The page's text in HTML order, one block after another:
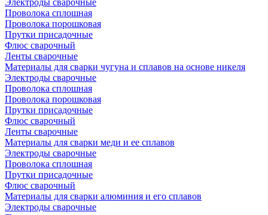
Электроды сварочные
Проволока сплошная
Проволока порошковая
Прутки присадочные
Флюс сварочный
Ленты сварочные
Материалы для сварки чугуна и сплавов на основе никеля
Электроды сварочные
Проволока сплошная
Проволока порошковая
Прутки присадочные
Флюс сварочный
Ленты сварочные
Материалы для сварки меди и ее сплавов
Электроды сварочные
Проволока сплошная
Прутки присадочные
Флюс сварочный
Материалы для сварки алюминия и его сплавов
Электроды сварочные